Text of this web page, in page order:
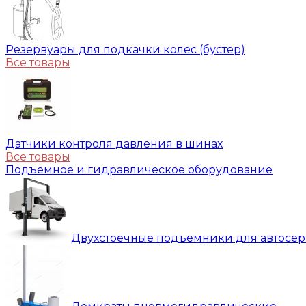
Резервуары для подкачки колес (бустер)
Все товары
Датчики контроля давления в шинах
Все товары
Подъемное и гидравлическое оборудование
Двухстоечные подъемники для